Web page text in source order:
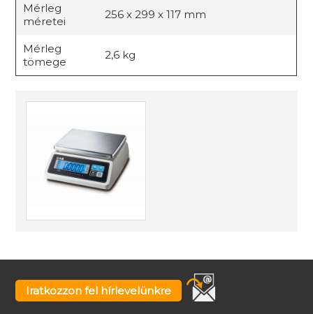
Mérleg
méretei
256 x 299 x 117 mm
Mérleg
tömege
2,6 kg
Iratkozzon fel hírlevelünkre